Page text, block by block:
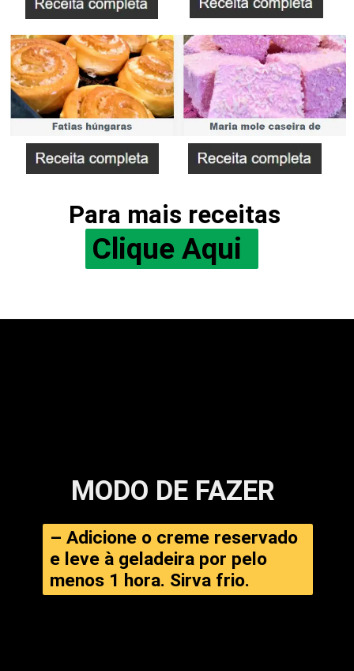
Para mais receitas
Clique Aqui
MODO DE FAZER
– Adicione o creme reservado
e leve à geladeira por pelo
menos 1 hora. Sirva frio.